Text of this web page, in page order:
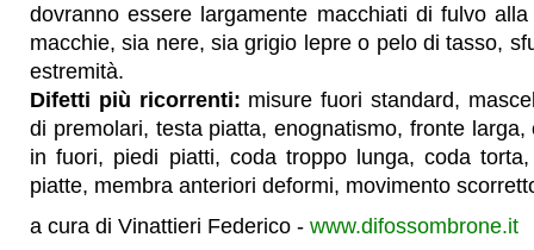
dovranno essere largamente macchiati di fulvo
macchie, sia nere, sia grigio lepre o pelo di tasso,
estremità.
Difetti più ricorrenti: misure fuori standard,
di premolari, testa piatta, enognatismo, fronte
in fuori, piedi piatti, coda troppo lunga, coda
piatte, membra anteriori deformi, movimento
a cura di Vinattieri Federico - www.difossombrone.it